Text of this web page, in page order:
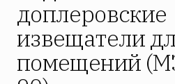
доплеровские
извещатели
помещений